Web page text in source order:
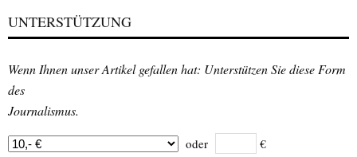
UNTERSTÜTZUNG
Wenn Ihnen unser Artikel gefallen hat: Unterstützen Sie diese Form
des
Journalismus.
oder €